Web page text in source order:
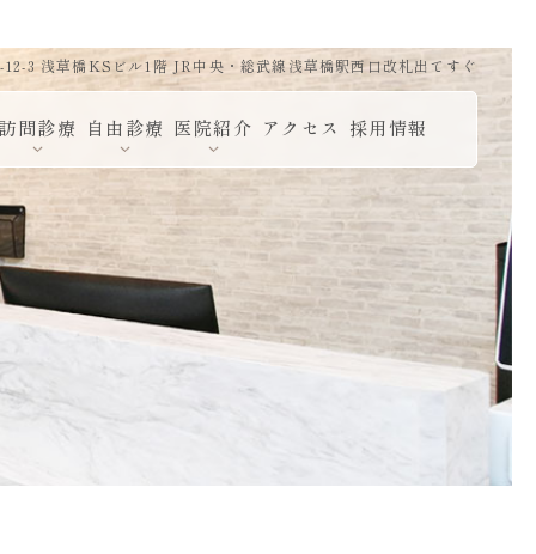
3 浅草橋KSビル1階 JR中央・総武線浅草橋駅西口改札出てすぐ
訪問診療 自由診療 医院紹介 アクセス 採用情報